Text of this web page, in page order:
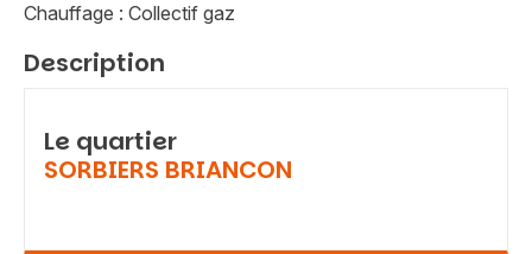
Chauffage : Collectif gaz
Description
Le quartier
SORBIERS BRIANCON